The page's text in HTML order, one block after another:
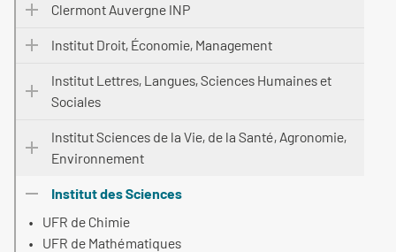
Clermont Auvergne INP
Institut Droit, Économie, Management
Institut Lettres, Langues, Sciences Humaines et
Sociales
Institut Sciences de la Vie, de la Santé, Agronomie,
Environnement
Institut des Sciences
UFR de Chimie
UFR de Mathématiques